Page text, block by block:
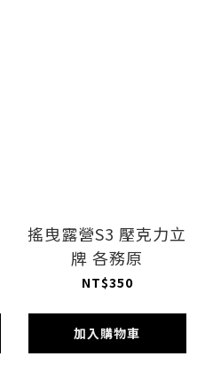
搖曳露營S3 壓克力立
牌 各務原
NT$350
加入購物車